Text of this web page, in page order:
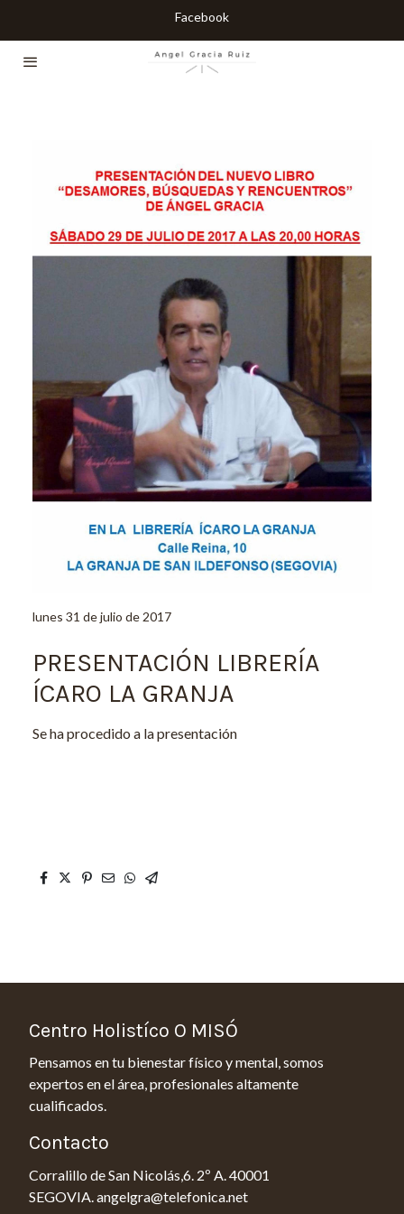
Facebook
lunes 31 de julio de 2017
PRESENTACIÓN LIBRERÍA
ÍCARO LA GRANJA
Se ha procedido a la presentación
Centro Holistíco O MISÓ
Pensamos en tu bienestar físico y mental, somos
expertos en el área, profesionales altamente
cualificados.
Contacto
Corralillo de San Nicolás,6. 2º A. 40001
SEGOVIA. angelgra@telefonica.net